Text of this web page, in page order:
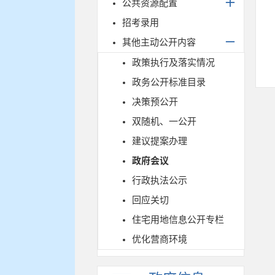
公共资源配置
招考录用
其他主动公开内容
政策执行及落实情况
政务公开标准目录
决策预公开
双随机、一公开
建议提案办理
政府会议
行政执法公示
回应关切
住宅用地信息公开专栏
优化营商环境